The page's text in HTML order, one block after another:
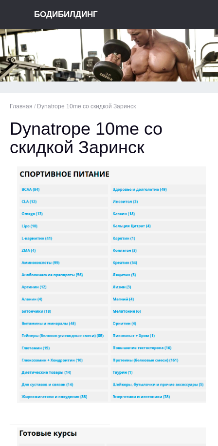
БОДИБИЛДИНГ
Главная / Dynatrope 10me со скидкой Заринск
Dynatrope 10me со
скидкой Заринск